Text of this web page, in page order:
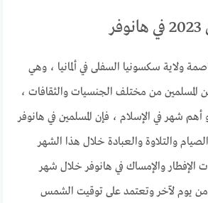
ولاية سكسونيا السفلى في ألمانيا ، وهي
من مختلف الجنسيات والثقافات ،
شهر في الإسلام ، فإن المسلمين في هانوفر
والتلاوة والعبادة خلال هذا الشهر
الإفطار والإمساك في هانوفر خلال شهر
يوم لآخر وتعتمد على توقيت الشمس